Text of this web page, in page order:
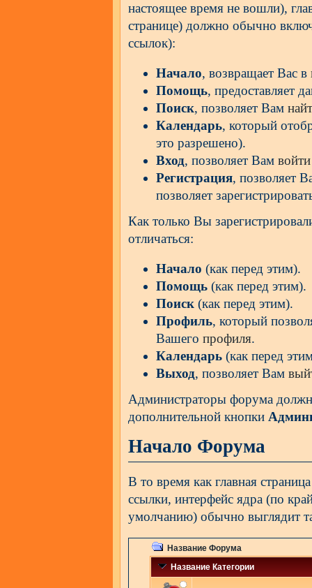
настоящее время не вошли),
странице) должно обычно
ссылок):
Начало, возвращает Вас в
Помощь, предоставляет
Поиск, позволяет Вам
Календарь, который
это разрешено).
Вход, позволяет Вамвойти
Регистрация, позволяет
позволяет
Как только Вы
отличаться:
Начало (как перед этим).
Помощь (как перед этим).
Поиск (как перед этим).
Профиль, который
Вашегопрофиля.
Календарь (как перед
Выход, позволяет Вам
Администраторы форума
дополнительной кнопки
Начало Форума
В то время как главная
ссылки, интерфейс ядра (по
умолчанию) обычно выглядит
Название Форума
Название Категории